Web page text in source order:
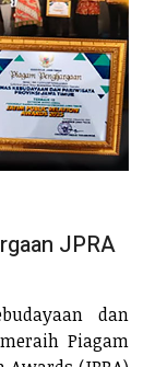
JPRA
dan
Piagam